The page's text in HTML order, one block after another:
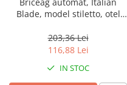
Muzicuta
Blade, model stiletto, otel
203,36 Lei
116,88 Lei
IN STOC